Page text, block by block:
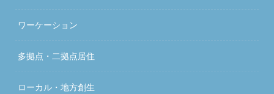
ワーケーション
多拠点・二拠点居住
ローカル・地方創生